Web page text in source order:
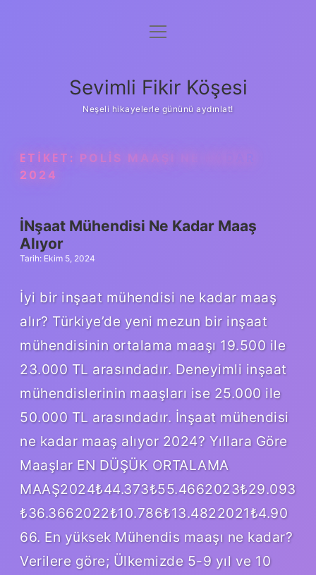
Anasayfa
Yasal Uyarı
menüyü
Sevimli Fikir Köşesi
Neşeli hikayelerle gününü aydınlat!
ETIKET: POLIS MAAŞI NE KADAR
2024
İNşaat Mühendisi Ne Kadar Maaş
Alıyor
Tarih: Ekim 5, 2024
İyi bir inşaat mühendisi ne kadar maaş
alır? Türkiye’de yeni mezun bir inşaat
mühendisinin ortalama maaşı 19.500 ile
23.000 TL arasındadır. Deneyimli inşaat
mühendislerinin maaşları ise 25.000 ile
50.000 TL arasındadır. İnşaat mühendisi
ne kadar maaş alıyor 2024? Yıllara Göre
Maaşlar EN DÜŞÜK ORTALAMA
MAAŞ2024₺44.373₺55.4662023₺29.093
₺36.3662022₺10.786₺13.4822021₺4.90
66. En yüksek Mühendis maaşı ne kadar?
Verilere göre; Ülkemizde 5-9 yıl ve 10